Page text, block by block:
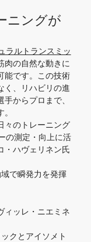
ニングが
ラルトランスミッ
肉の自然な動きに
能です。この技術
く、リハビリの進
からプロまで、
々のトレーニング
の測定・向上に活
・ハヴェリネン氏
で瞬発力を発揮
ィッレ・ニエミネ
クとアイソメト